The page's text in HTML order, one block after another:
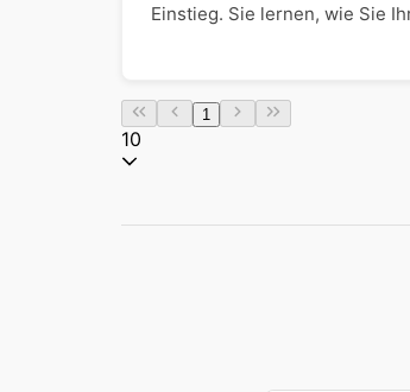
Einstieg. Sie lernen, wie Sie
1
10